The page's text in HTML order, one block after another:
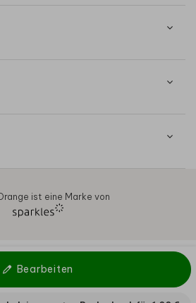
Bearbeiten
ist eine Marke von
Cookies Impressum © 2026